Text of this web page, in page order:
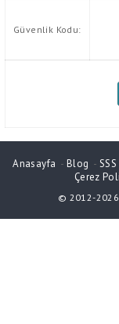
Güvenlik Kodu:
Anasayfa - Blog -SSS
Çerez
© 2012-2026